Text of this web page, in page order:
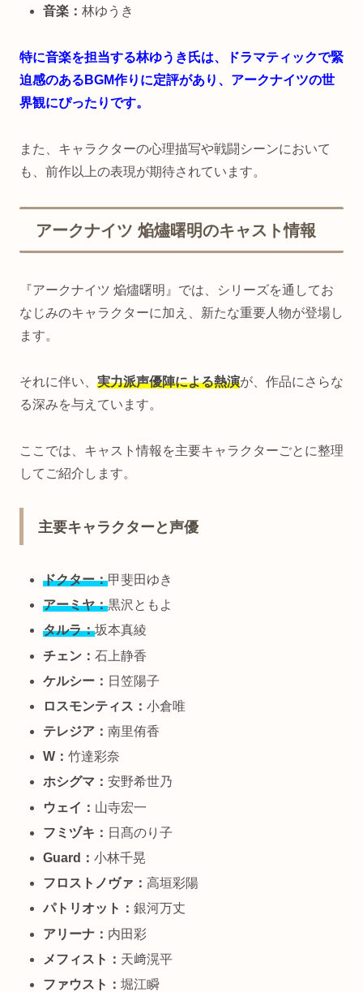
音楽：林ゆうき
特に音楽を担当する林ゆうき氏は、ドラマティックで緊
迫感のあるBGM作りに定評があり、アークナイツの世
界観にぴったりです。
また、キャラクターの心理描写や戦闘シーンにおいて
も、前作以上の表現が期待されています。
アークナイツ 焔燼曙明のキャスト情報
『アークナイツ 焔燼曙明』では、シリーズを通してお
なじみのキャラクターに加え、新たな重要人物が登場し
ます。
それに伴い、 実力派声優陣による熱演が、作品にさらな
る深みを与えています。
ここでは、キャスト情報を主要キャラクターごとに整理
してご紹介します。
主要キャラクターと声優
ドクター：甲斐田ゆき
アーミヤ：黒沢ともよ
タルラ：坂本真綾
チェン：石上静香
ケルシー： 日笠陽子
ロスモンティス：小倉唯
テレジア：南里侑香
W：竹達彩奈
ホシグマ：安野希世乃
ウェイ： 山寺宏一
フミヅキ： 日髙のり子
Guard：小林千晃
フロストノヴァ：高垣彩陽
パトリオット：銀河万丈
アリーナ： 内田彩
メフィスト： 天﨑滉平
ファウスト：堀江瞬